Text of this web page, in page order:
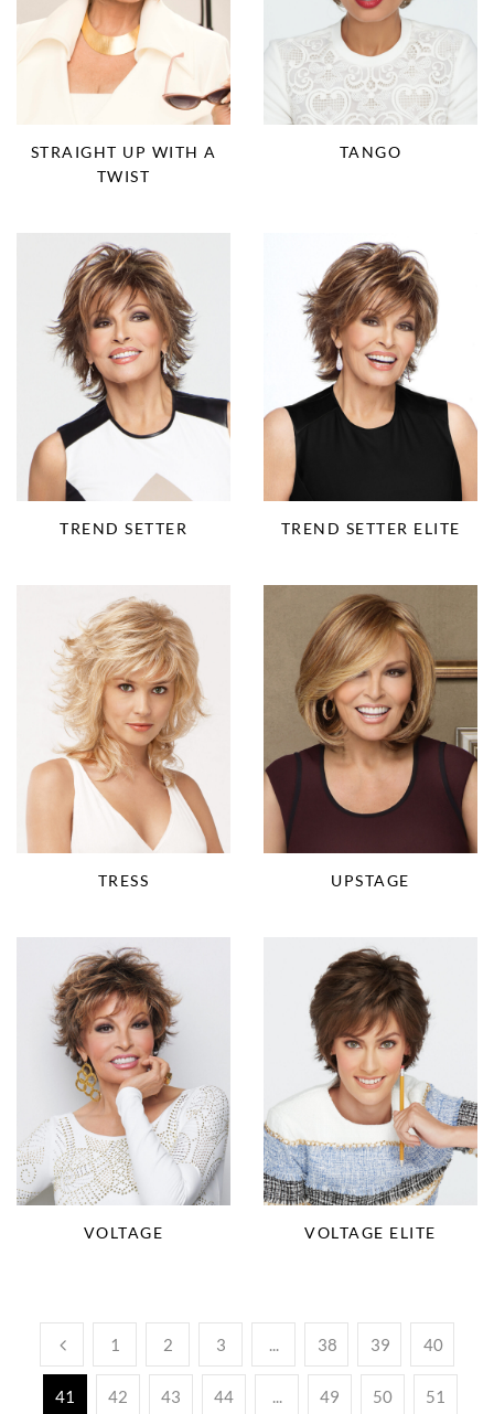
STRAIGHT UP WITH A
TWIST
TANGO
TREND SETTER TREND SETTER ELITE
TRESS UPSTAGE
VOLTAGE VOLTAGE ELITE
1 2 3 ... 38 39 40
41 42 43 44 ... 49 50 51